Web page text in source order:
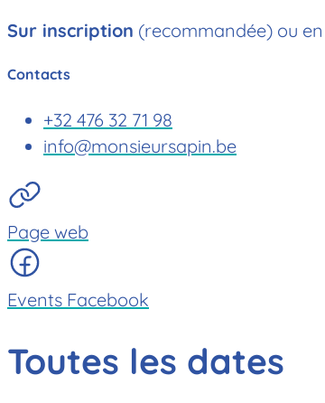
Sur inscription (recommandée) ou
Contacts
+32 476 32 71 98
info@monsieursapin.be
Page web
Events Facebook
Toutes les dates